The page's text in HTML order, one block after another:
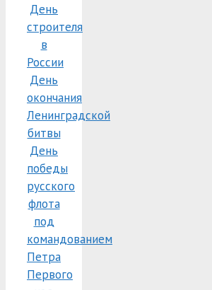
День
строителя
в
России
День
окончания
Ленинградской
битвы
День
победы
русского
флота
под
командованием
Петра
Первого